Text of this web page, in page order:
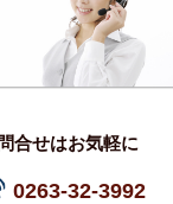
合せはお気軽に
0263-32-3992